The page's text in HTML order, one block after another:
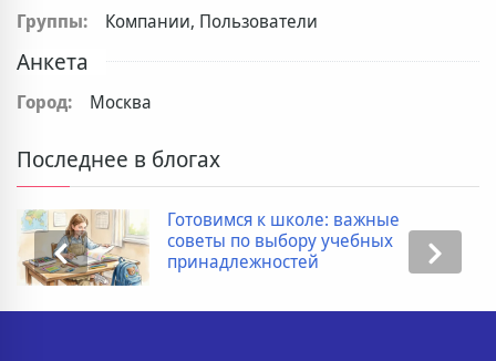
Группы:
Компании, Пользователи
Анкета
Город: Москва
Последнее в блогах
Готовимся к школе: важные
советы по выбору учебных
принадлежностей